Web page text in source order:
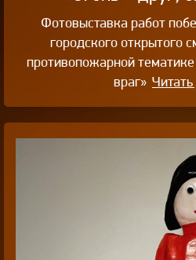
Фотовыставка работ
городского открытого
противопожарной тематике
враг»